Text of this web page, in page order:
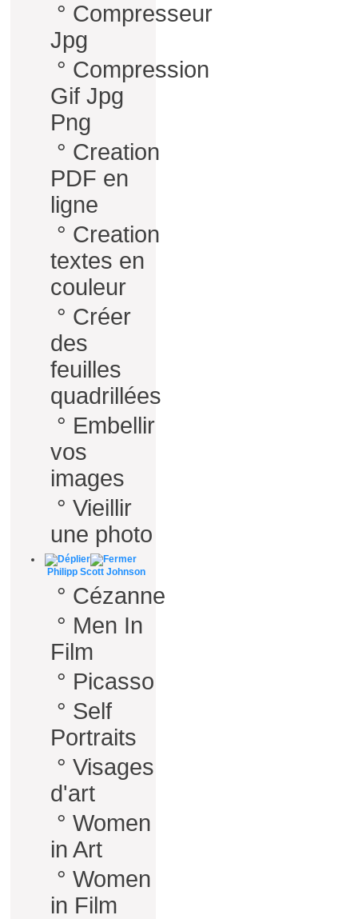
° Compresseur
Jpg
° Compression
Gif Jpg
Png
° Creation
PDF en
ligne
° Creation
textes en
couleur
° Créer
des
feuilles
quadrillées
° Embellir
vos
images
° Vieillir
une photo
Philipp Scott Johnson
° Cézanne
° Men In
Film
° Picasso
° Self
Portraits
° Visages
d'art
° Women
in Art
° Women
in Film